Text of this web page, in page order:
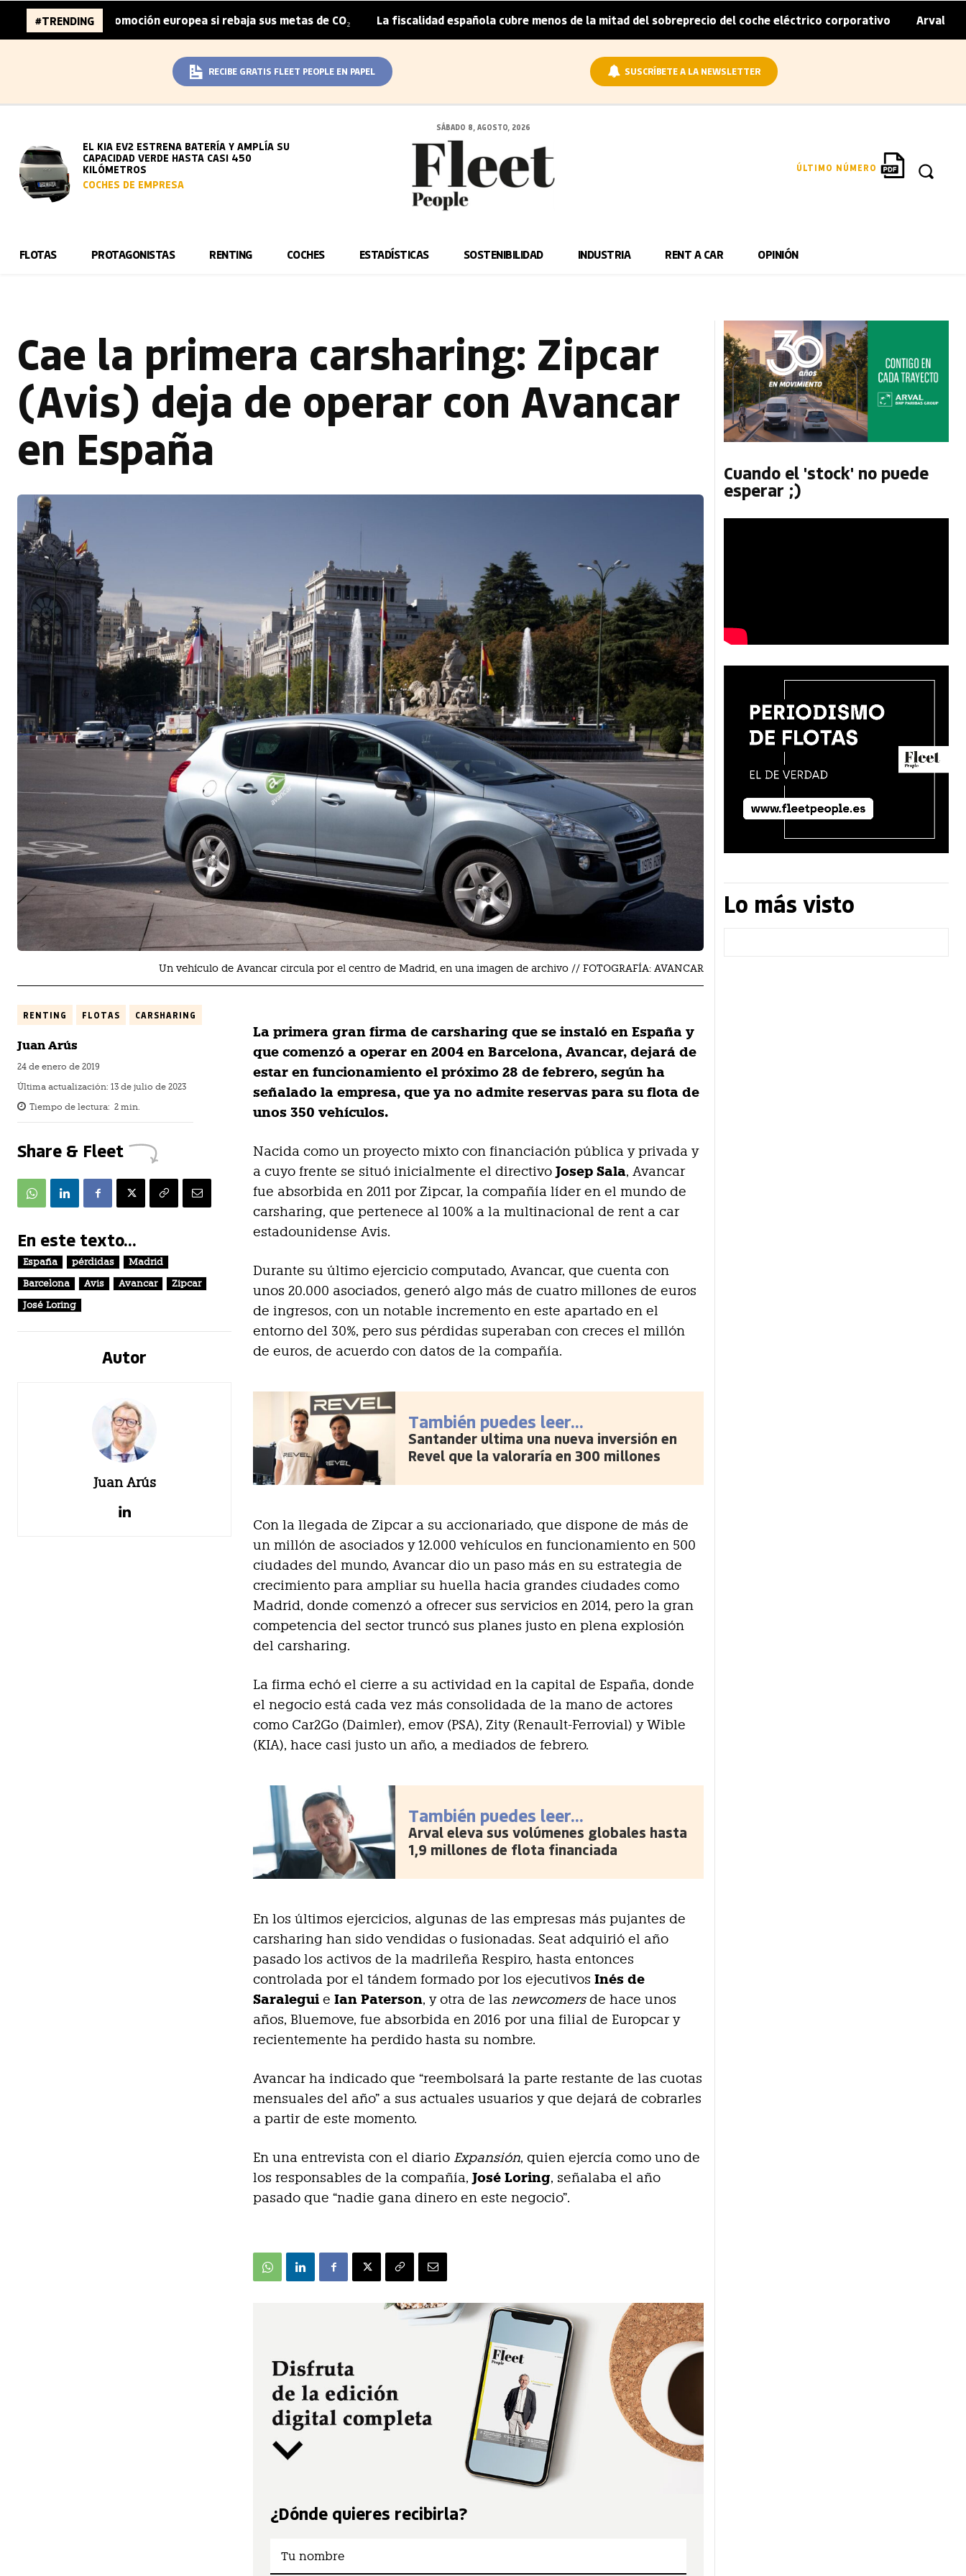
#TRENDING
la automoción europea si rebaja sus metas de CO₂ | La fiscalidad española cubre menos de la mitad del sobreprecio del coche eléctrico corporativo | Arval convierte en
RECIBE GRATIS FLEET PEOPLE EN PAPEL SUSCRÍBETE A LA NEWSLETTER
EL KIA EV2 ESTRENA BATERÍA Y AMPLÍA SU
CAPACIDAD VERDE HASTA CASI 450
KILÓMETROS
COCHES DE EMPRESA
SÁBADO 8, AGOSTO, 2026
ÚLTIMO NÚMERO
FLOTAS PROTAGONISTAS RENTING COCHES ESTADÍSTICAS SOSTENIBILIDAD INDUSTRIA RENT A CAR OPINIÓN
Cae la primera carsharing: Zipcar
(Avis) deja de operar con Avancar
en España
Un vehículo de Avancar circula por el centro de Madrid, en una imagen de archivo // FOTOGRAFÍA: AVANCAR
RENTING FLOTAS CARSHARING
Juan Arús
24 de enero de 2019
Última actualización: 13 de julio de 2023
Tiempo de lectura: 2 min.
Share & Fleet
En este texto...
España pérdidas
Madrid
Barcelona
Avis Avancar
Zipcar
José Loring
Autor
Juan Arús
La primera gran firma de carsharing que se instaló en España y
que comenzó a operar en 2004 en Barcelona, Avancar, dejará de
estar en funcionamiento el próximo 28 de febrero, según ha
señalado la empresa, que ya no admite reservas para su flota de
unos 350 vehículos.
Nacida como un proyecto mixto con financiación pública y privada y
a cuyo frente se situó inicialmente el directivoJosep Sala, Avancar
fue absorbida en 2011 por Zipcar, la compañía líder en el mundo de
carsharing, que pertenece al 100% a la multinacional de rent a car
estadounidense Avis.
Durante su último ejercicio computado, Avancar, que cuenta con
unos 20.000 asociados, generó algo más de cuatro millones de euros
de ingresos, con un notable incremento en este apartado en el
entorno del 30%, pero sus pérdidas superaban con creces el millón
de euros, de acuerdo con datos de la compañía.
También puedes leer...
Santander ultima una nueva inversión en
Revel que la valoraría en 300 millones
Con la llegada de Zipcar a su accionariado, que dispone de más de
un millón de asociados y 12.000 vehículos en funcionamiento en 500
ciudades del mundo, Avancar dio un paso más en su estrategia de
crecimiento para ampliar su huella hacia grandes ciudades como
Madrid, donde comenzó a ofrecer sus servicios en 2014, pero la gran
competencia del sector truncó sus planes justo en plena explosión
del carsharing.
La firma echó el cierre a su actividad en la capital de España, donde
el negocio está cada vez más consolidada de la mano de actores
como Car2Go (Daimler), emov (PSA), Zity (Renault-Ferrovial) y Wible
(KIA), hace casi justo un año, a mediados de febrero.
También puedes leer...
Arval eleva sus volúmenes globales hasta
1,9 millones de flota financiada
En los últimos ejercicios, algunas de las empresas más pujantes de
carsharing han sido vendidas o fusionadas. Seat adquirió el año
pasado los activos de la madrileña Respiro, hasta entonces
controlada por el tándem formado por los ejecutivosInés de
Saralegui eIan Paterson, y otra de las newcomersde hace unos
años, Bluemove, fue absorbida en 2016 por una filial de Europcar y
recientemente ha perdido hasta su nombre.
Avancar ha indicado que “reembolsará la parte restante de las cuotas
mensuales del año” a sus actuales usuarios y que dejará de cobrarles
a partir de este momento.
En una entrevista con el diario Expansión, quien ejercía como uno de
los responsables de la compañía,José Loring, señalaba el año
pasado que “nadie gana dinero en este negocio”.
¿Dónde quieres recibirla?
Cuando el 'stock' no puede
esperar ;)
Lo más visto